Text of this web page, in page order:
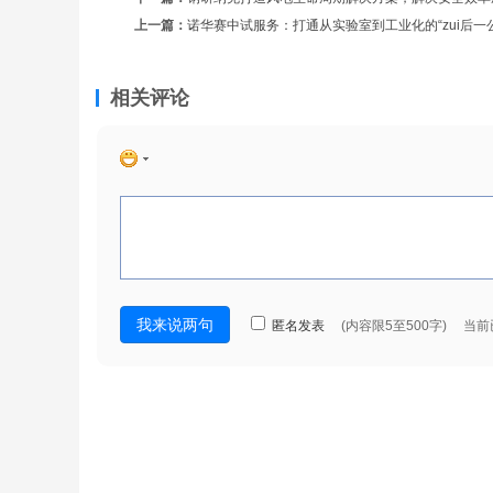
上一篇： 诺华赛中试服务：打通从实验室到工业化的“zui后一
相关评论